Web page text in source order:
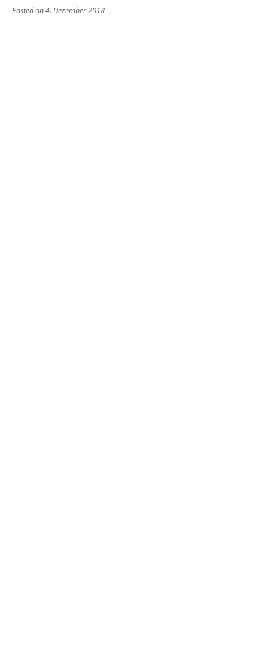
Posted on4. Dezember 2018